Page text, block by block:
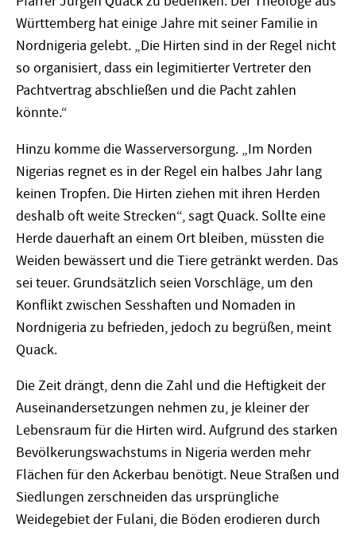
Württemberg hat einige Jahre mit seiner Familie in
Nordnigeria gelebt. „Die Hirten sind in der Regel nicht
so organisiert, dass ein legimitierter Vertreter den
Pachtvertrag abschließen und die Pacht zahlen
könnte.“
Hinzu komme die Wasserversorgung. „Im Norden
Nigerias regnet es in der Regel ein halbes Jahr lang
keinen Tropfen. Die Hirten ziehen mit ihren Herden
deshalb oft weite Strecken“, sagt Quack. Sollte eine
Herde dauerhaft an einem Ort bleiben, müssten die
Weiden bewässert und die Tiere getränkt werden. Das
sei teuer. Grundsätzlich seien Vorschläge, um den
Konflikt zwischen Sesshaften und Nomaden in
Nordnigeria zu befrieden, jedoch zu begrüßen, meint
Quack.
Die Zeit drängt, denn die Zahl und die Heftigkeit der
Auseinandersetzungen nehmen zu, je kleiner der
Lebensraum für die Hirten wird. Aufgrund des starken
Bevölkerungswachstums in Nigeria werden mehr
Flächen für den Ackerbau benötigt. Neue Straßen und
Siedlungen zerschneiden das ursprüngliche
Weidegebiet der Fulani, die Böden erodieren durch